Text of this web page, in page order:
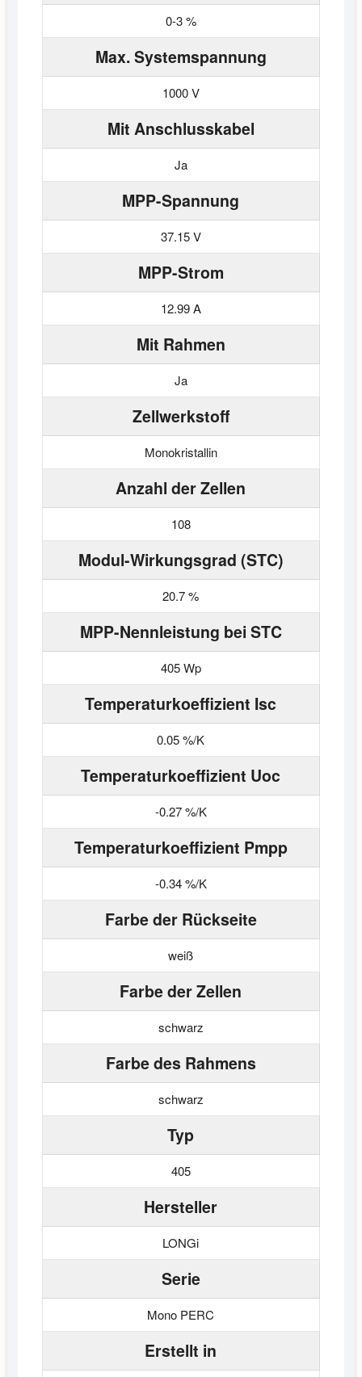
0-3 %
Max. Systemspannung
1000 V
Mit Anschlusskabel
Ja
MPP-Spannung
37.15 V
MPP-Strom
12.99 A
Mit Rahmen
Ja
Zellwerkstoff
Monokristallin
Anzahl der Zellen
108
Modul-Wirkungsgrad (STC)
20.7 %
MPP-Nennleistung bei STC
405 Wp
Temperaturkoeffizient Isc
0.05 %/K
Temperaturkoeffizient Uoc
-0.27 %/K
Temperaturkoeffizient Pmpp
-0.34 %/K
Farbe der Rückseite
weiß
Farbe der Zellen
schwarz
Farbe des Rahmens
schwarz
Typ
405
Hersteller
LONGi
Serie
Mono PERC
Erstellt in